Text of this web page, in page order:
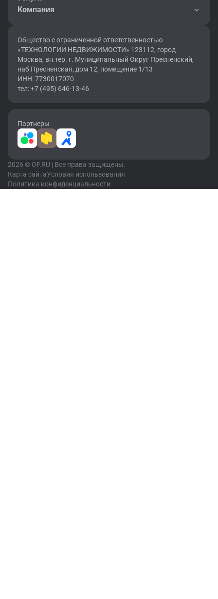
Компания
Общество с ограниченной ответственностью
«ТЕХНОЛОГИИ НЕДВИЖИМОСТИ» 123112, город
Москва, вн.тер. г. Муниципальный Округ Пресненский,
наб Пресненская, дом 12, помещение 1/13
ИНН: 7730017070
тел: +7 (495) 646-13-46
Партнеры
2026 © OF.RU | Все права защищены.
Карта сайтаУсловия использования
Политика конфиденциальности